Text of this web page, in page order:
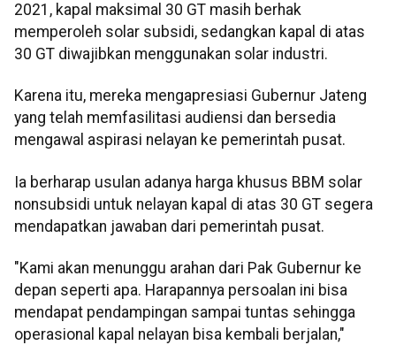
2021, kapal maksimal 30 GT masih berhak
memperoleh solar subsidi, sedangkan kapal di atas
30 GT diwajibkan menggunakan solar industri.
Karena itu, mereka mengapresiasi Gubernur Jateng
yang telah memfasilitasi audiensi dan bersedia
mengawal aspirasi nelayan ke pemerintah pusat.
Ia berharap usulan adanya harga khusus BBM solar
nonsubsidi untuk nelayan kapal di atas 30 GT segera
mendapatkan jawaban dari pemerintah pusat.
"Kami akan menunggu arahan dari Pak Gubernur ke
depan seperti apa. Harapannya persoalan ini bisa
mendapat pendampingan sampai tuntas sehingga
operasional kapal nelayan bisa kembali berjalan,"